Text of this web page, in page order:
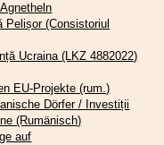
Pelișor (Consistoriul
Ucraina (LKZ 4882022)
EU-Projekte (rum.)
Dörfer / Investiții
(Rumänisch)
auf